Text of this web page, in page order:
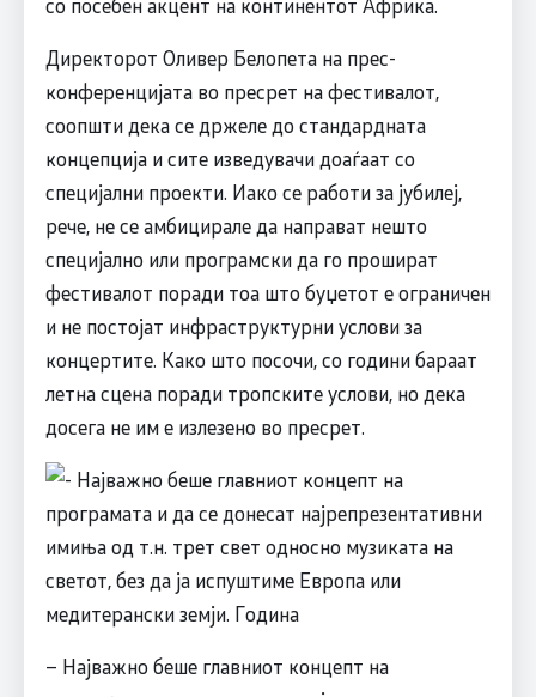
Директорот Оливер Белопета на прес-
конференцијата во пресрет на фестивалот,
соопшти дека се држеле до стандардната
концепција и сите изведувачи доаѓаат со
специјални проекти. Иако се работи за јубилеј,
рече, не се амбицирале да направат нешто
специјално или програмски да го прошират
фестивалот поради тоа што буџетот е ограничен
и не постојат инфраструктурни услови за
концертите. Како што посочи, со години бараат
летна сцена поради тропските услови, но дека
досега не им е излезено во пресрет.
– Најважно беше главниот концепт на